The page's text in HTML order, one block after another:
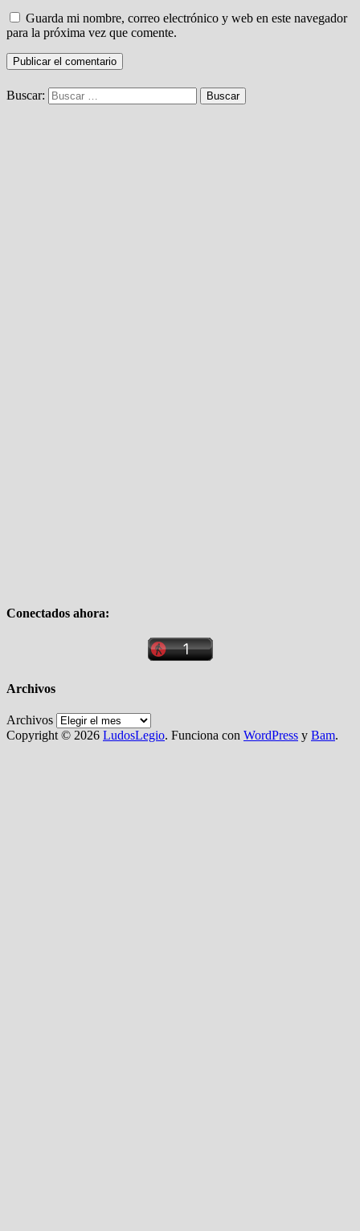
Guarda mi nombre, correo electrónico y web en este navegador
para la próxima vez que comente.
Buscar:
Conectados ahora:
Archivos
Archivos
Copyright © 2026 LudosLegio. Funciona con WordPress y Bam.